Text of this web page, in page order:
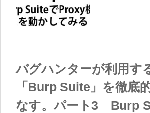
バグハンターが利用す
「Burp Suite」を徹底
なす。パート3 Burp